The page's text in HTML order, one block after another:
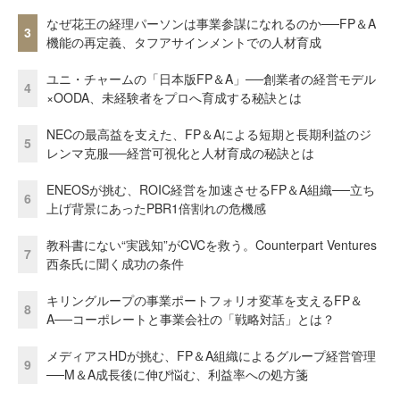
3
なぜ花王の経理パーソンは事業参謀になれるのか──FP＆A
機能の再定義、タフアサインメントでの人材育成
4
ユニ・チャームの「日本版FP＆A」──創業者の経営モデル
×OODA、未経験者をプロへ育成する秘訣とは
5
NECの最高益を支えた、FP＆Aによる短期と長期利益のジ
レンマ克服──経営可視化と人材育成の秘訣とは
6
ENEOSが挑む、ROIC経営を加速させるFP＆A組織──立ち
上げ背景にあったPBR1倍割れの危機感
7
教科書にない“実践知”がCVCを救う。Counterpart Ventures
西条氏に聞く成功の条件
8
キリングループの事業ポートフォリオ変革を支えるFP＆
A──コーポレートと事業会社の「戦略対話」とは？
9
メディアスHDが挑む、FP＆A組織によるグループ経営管理
──M＆A成長後に伸び悩む、利益率への処方箋